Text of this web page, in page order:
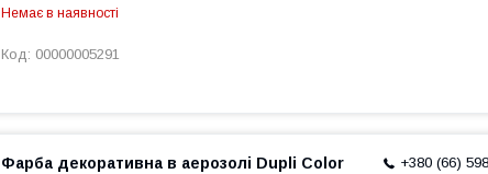
Немає в наявності
00000005291
+380 (66)
Фарба декоративна в аерозолі Dupli Color